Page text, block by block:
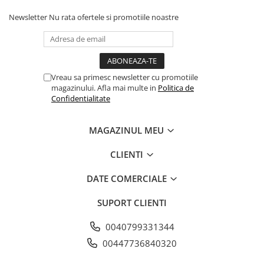
Newsletter Nu rata ofertele si promotiile noastre
Vreau sa primesc newsletter cu promotiile
magazinului. Afla mai multe in Politica de
Confidentialitate
MAGAZINUL MEU
CLIENTI
DATE COMERCIALE
SUPORT CLIENTI
0040799331344
00447736840320